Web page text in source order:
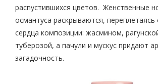
распустившихся цветов. Женственные
османтуса раскрываются, переплетаясь
сердца композиции: жасмином,
туберозой, а пачули и мускус придают
загадочность.